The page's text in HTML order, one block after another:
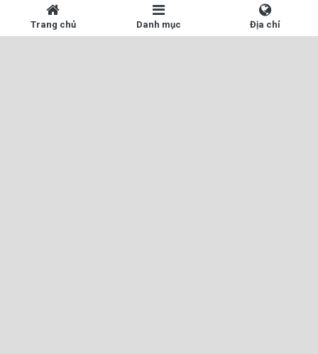
Trang chủ Danh mục Địa chỉ
Hướng dẫn mua hàng trực tuyến
Các hình thức thanh toán